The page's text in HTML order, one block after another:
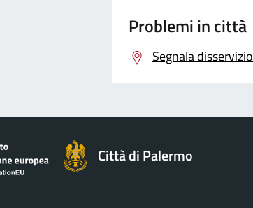
Problemi in città
Segnala disservizio
Città di Palermo